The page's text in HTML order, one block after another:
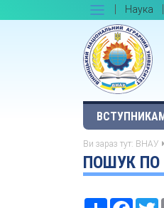
Наука
Ви зараз тут: ВНАУ
ПОШУК ПО
Ресурс